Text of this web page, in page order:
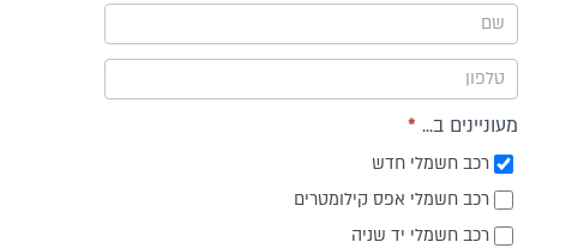
מעוניינים ב... *
רכב חשמלי חדש
רכב חשמלי אפס קילומטרים
רכב חשמלי יד שניה